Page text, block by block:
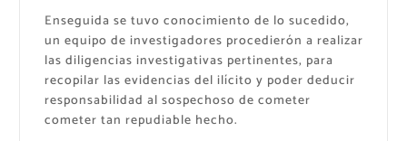
Enseguida se tuvo conocimiento de lo sucedido,
un equipo de investigadores procedierón a realizar
las diligencias investigativas pertinentes, para
recopilar las evidencias del ilícito y poder deducir
responsabilidad al sospechoso de cometer
cometer tan repudiable hecho.